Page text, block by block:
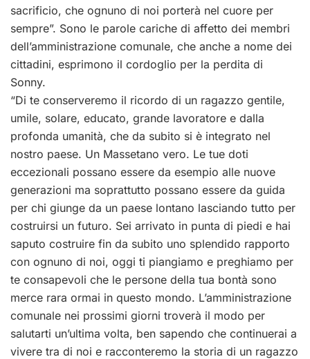
sacrificio, che ognuno di noi porterà nel cuore per
sempre”. Sono le parole cariche di affetto dei membri
dell’amministrazione comunale, che anche a nome dei
cittadini, esprimono il cordoglio per la perdita di
Sonny.
“Di te conserveremo il ricordo di un ragazzo gentile,
umile, solare, educato, grande lavoratore e dalla
profonda umanità, che da subito si è integrato nel
nostro paese. Un Massetano vero. Le tue doti
eccezionali possano essere da esempio alle nuove
generazioni ma soprattutto possano essere da guida
per chi giunge da un paese lontano lasciando tutto per
costruirsi un futuro. Sei arrivato in punta di piedi e hai
saputo costruire fin da subito uno splendido rapporto
con ognuno di noi, oggi ti piangiamo e preghiamo per
te consapevoli che le persone della tua bontà sono
merce rara ormai in questo mondo. L’amministrazione
comunale nei prossimi giorni troverà il modo per
salutarti un’ultima volta, ben sapendo che continuerai a
vivere tra di noi e racconteremo la storia di un ragazzo